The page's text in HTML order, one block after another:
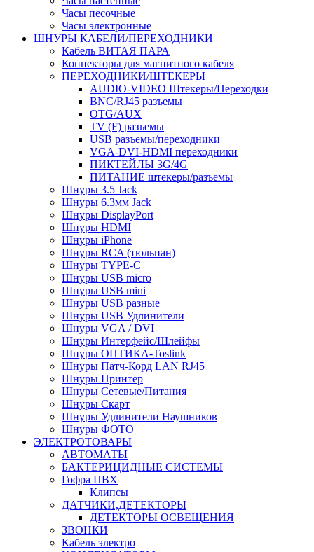
Часы песочные
Часы электронные
ШНУРЫ КАБЕЛИ/ПЕРЕХОДНИКИ
Кабель ВИТАЯ ПАРА
Коннекторы для магнитного кабеля
ПЕРЕХОДНИКИ/ШТЕКЕРЫ
AUDIO-VIDEO Штекеры/Переходки
BNC/RJ45 разъемы
OTG/AUX
TV (F) разъемы
USB разъемы/переходники
VGA-DVI-HDMI переходники
ПИКТЕЙЛЫ 3G/4G
ПИТАНИЕ штекеры/разъемы
Шнуры 3.5 Jack
Шнуры 6.3мм Jack
Шнуры DisplayPort
Шнуры HDMI
Шнуры iPhone
Шнуры RCA (тюльпан)
Шнуры TYPE-C
Шнуры USB micro
Шнуры USB mini
Шнуры USB разные
Шнуры USB Удлинители
Шнуры VGA / DVI
Шнуры Интерфейс/Шлейфы
Шнуры ОПТИКА-Toslink
Шнуры Патч-Корд LAN RJ45
Шнуры Принтер
Шнуры Сетевые/Питания
Шнуры Скарт
Шнуры Удлинители Наушников
Шнуры ФОТО
ЭЛЕКТРОТОВАРЫ
АВТОМАТЫ
БАКТЕРИЦИДНЫЕ СИСТЕМЫ
Гофра ПВХ
Клипсы
ДАТЧИКИ,ДЕТЕКТОРЫ
ДЕТЕКТОРЫ ОСВЕЩЕНИЯ
ЗВОНКИ
Кабель электро